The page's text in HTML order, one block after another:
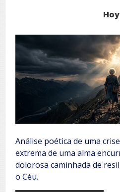
Hoy
Análise poética de uma
extrema de uma alma
dolorosa caminhada de
o Céu.